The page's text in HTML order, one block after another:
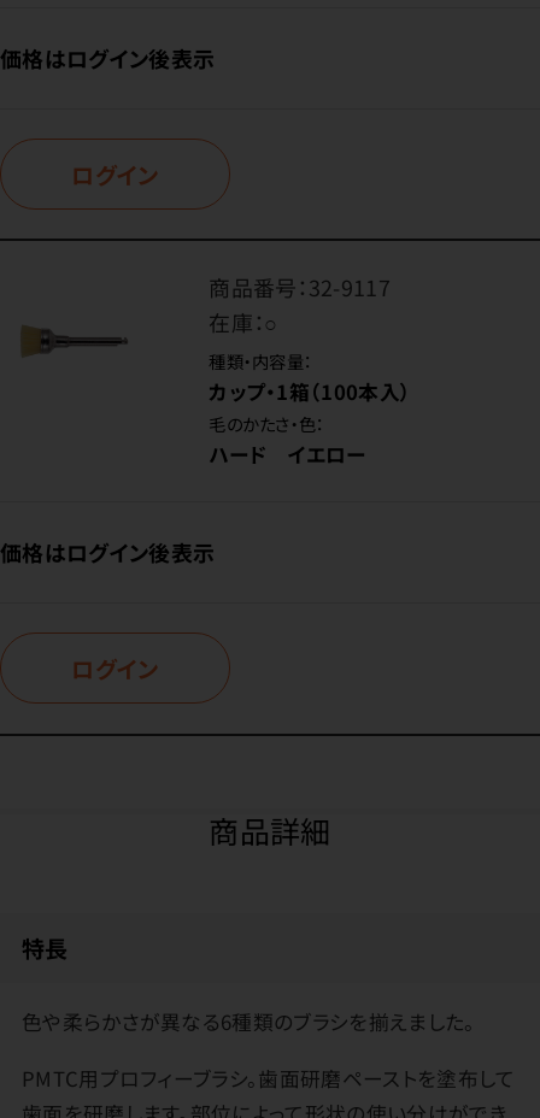
価格はログイン後表示
ログイン
商品番号：32-9117
在庫：○
種類・内容量：
カップ・1箱（100本入）
毛のかたさ・色：
ハード イエロー
価格はログイン後表示
ログイン
商品詳細
特長
色や柔らかさが異なる6種類のブラシを揃えました。
PMTC用プロフィーブラシ。歯面研磨ペーストを塗布して